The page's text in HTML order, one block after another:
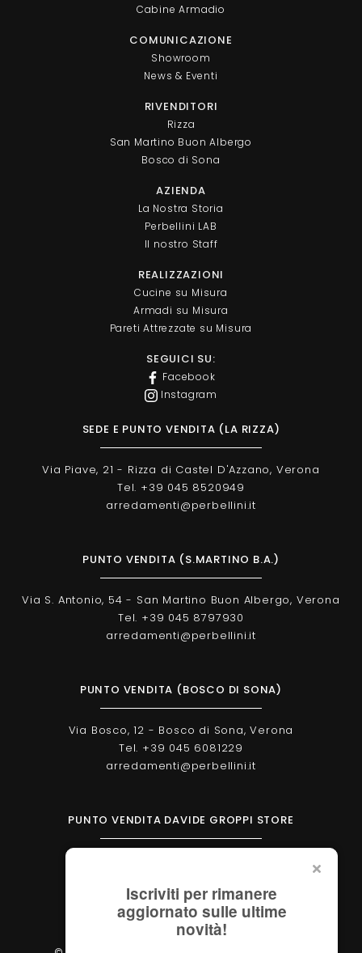
Cabine Armadio
COMUNICAZIONE
Showroom
News & Eventi
RIVENDITORI
Rizza
San Martino Buon Albergo
Bosco di Sona
AZIENDA
La Nostra Storia
Perbellini LAB
Il nostro Staff
REALIZZAZIONI
Cucine su Misura
Armadi su Misura
Pareti Attrezzate su Misura
SEGUICI SU:
Facebook
Instagram
SEDE E PUNTO VENDITA (LA RIZZA)
Via Piave, 21 - Rizza di Castel D'Azzano, Verona
Tel. +39 045 8520949
arredamenti@perbellini.it
PUNTO VENDITA (S.MARTINO B.A.)
Via S. Antonio, 54 - San Martino Buon Albergo, Verona
Tel. +39 045 8797930
arredamenti@perbellini.it
PUNTO VENDITA (BOSCO DI SONA)
Via Bosco, 12 - Bosco di Sona, Verona
Tel. +39 045 6081229
arredamenti@perbellini.it
PUNTO VENDITA DAVIDE GROPPI STORE
verona@davidegroppi.store
Iscriviti per rimanere
aggiornato sulle ultime
novità!